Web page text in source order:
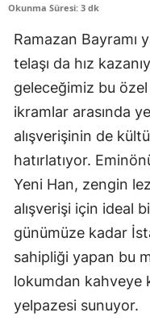
Okunma Süresi: 3 dk
Ramazan Bayramı
telaşı da hız
geleceğimiz bu
ikramlar arasında
alışverişinin de
hatırlatıyor.
Yeni Han, zengin
alışverişi için ideal
günümüze kadar
sahipliği yapan bu
lokumdan kahveye
yelpazesi sunuyor.